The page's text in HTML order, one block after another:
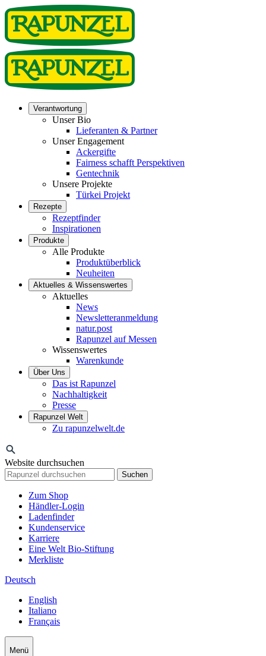
Verantwortung
Unser Bio
Lieferanten & Partner
Unser Engagement
Ackergifte
Fairness schafft Perspektiven
Gentechnik
Unsere Projekte
Türkei Projekt
Rezepte
Rezeptfinder
Inspirationen
Produkte
Alle Produkte
Produktüberblick
Neuheiten
Aktuelles & Wissenswertes
Aktuelles
News
Newsletteranmeldung
natur.post
Rapunzel auf Messen
Wissenswertes
Warenkunde
Über Uns
Das ist Rapunzel
Nachhaltigkeit
Presse
Rapunzel Welt
Zu rapunzelwelt.de
Website durchsuchen
Suchen
Zum Shop
Händler-Login
Ladenfinder
Kundenservice
Karriere
Eine Welt Bio-Stiftung
Merkliste
Deutsch
English
Italiano
Français
Menü